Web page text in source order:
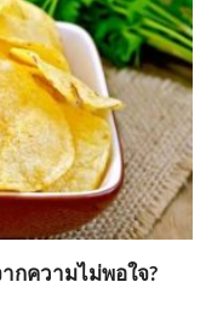
กความไม่พอใจ?